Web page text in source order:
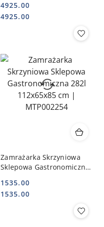
LG 1000S
Cena:
4925.00
Cena:
4925.00
Zamrażarka Skrzyniowa
Sklepowa Gastronomiczna
MTP002254
Cena:
1535.00
Cena:
1535.00